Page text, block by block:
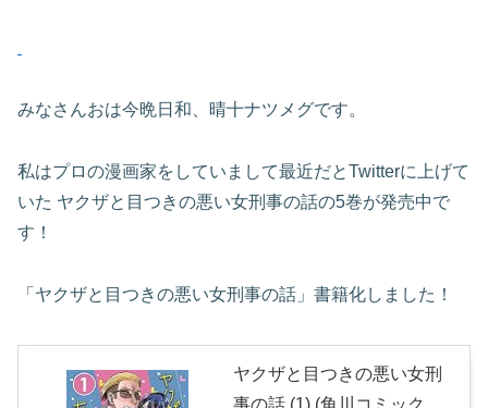
みなさんおは今晩日和、晴十ナツメグです。
私はプロの漫画家をしていまして最近だとTwitterに上げて
いた ヤクザと目つきの悪い女刑事の話の5巻が発売中で
す！
「ヤクザと目つきの悪い女刑事の話」書籍化しました！
ヤクザと目つきの悪い女刑
事の話 (1) (角川コミック